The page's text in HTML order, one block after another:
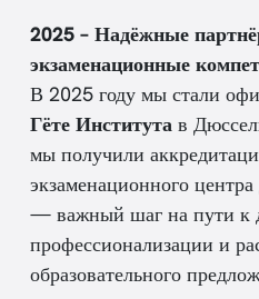
2025 – Надёжные
экзаменационные
В 2025 году мы стали
Гёте Института в
мы получили
экзаменационного центра
— важный шаг на пути к
профессионализации и
образовательного